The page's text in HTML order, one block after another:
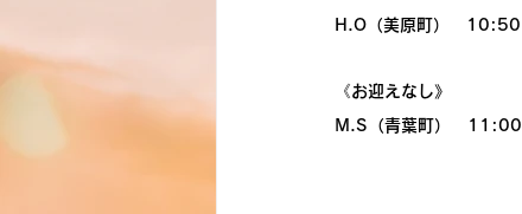
H.O（美原町）　10:50
《お迎えなし》
M.S（青葉町）　11:00